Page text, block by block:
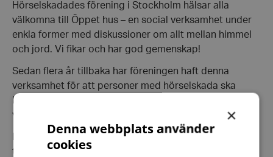
Hörselskadades förening i Stockholm hälsar alla
välkomna till Öppet hus – en social verksamhet under
enkla former med diskussioner om allt mellan himmel
och jord. Vi fikar och har god gemenskap!
Sedan flera år tillbaka har föreningen haft denna
verksamhet för att personer med hörselskada ska
kunna träffas och byta erfarenheter. Öppet hus hålls i
våra lokaler på Södermalm i Stockholm.
Ibland bjuder vi in gästföreläsare eller har särskilda
teman.
×
Denna webbplats använder
cookies